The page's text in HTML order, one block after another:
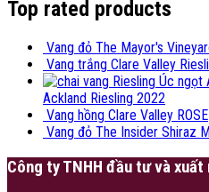
Top rated products
Vang đỏ The Mayor's
Vang trắng Clare Valley
Ackland Riesling 2022
Vang hồng Clare Valley ROSE
Vang đỏ The Insider Shiraz
Công ty TNHH đầu tư và xuất